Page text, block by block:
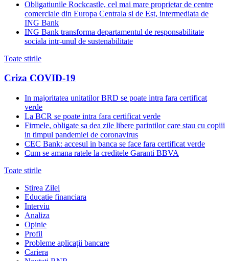
Obligatiunile Rockcastle, cel mai mare proprietar de centre
comerciale din Europa Centrala si de Est, intermediata de
ING Bank
ING Bank transforma departamentul de responsabilitate
sociala intr-unul de sustenabilitate
Toate stirile
Criza COVID-19
In majoritatea unitatilor BRD se poate intra fara certificat
verde
La BCR se poate intra fara certificat verde
Firmele, obligate sa dea zile libere parintilor care stau cu copiii
in timpul pandemiei de coronavirus
CEC Bank: accesul in banca se face fara certificat verde
Cum se amana ratele la creditele Garanti BBVA
Toate stirile
Stirea Zilei
Educatie financiara
Interviu
Analiza
Opinie
Profil
Probleme aplicații bancare
Cariera